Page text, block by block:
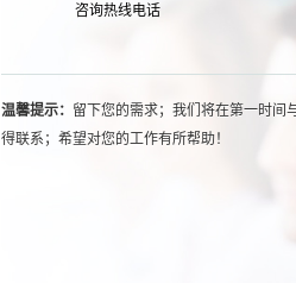
咨询热线电话
温馨提示： 留下您的需求；我们将在第一时间
得联系；希望对您的工作有所帮助！